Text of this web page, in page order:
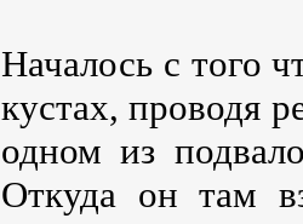
Началось с того
кустах, проводя
одном из
Откуда он там